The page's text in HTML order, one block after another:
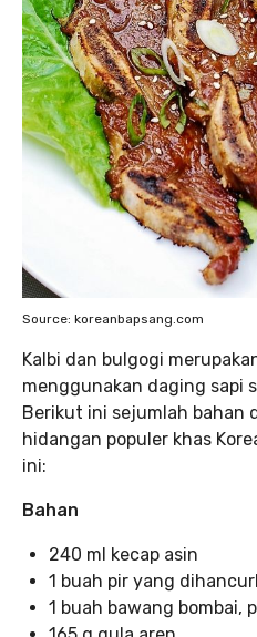
Source: koreanbapsang.com
Kalbi dan bulgogi
menggunakan daging sapi
Berikut ini sejumlah bahan
hidangan populer khas
ini:
Bahan
240 ml kecap asin
1 buah pir yang
1 buah bawang bombai,